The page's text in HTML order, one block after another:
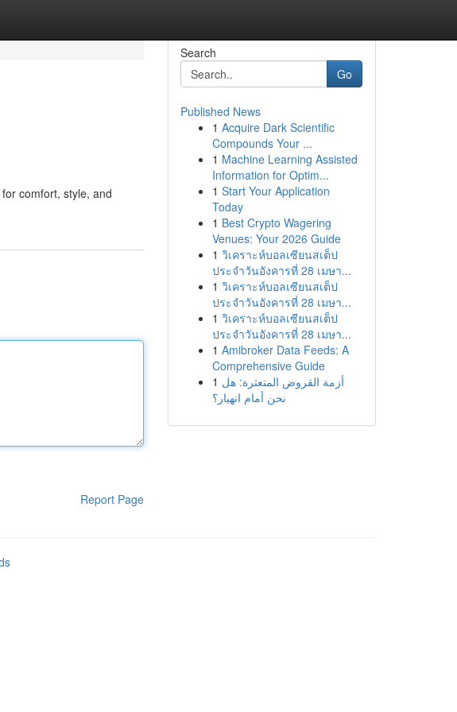
comfort, style, and
Report Page
Search
Go
Published News
1 Acquire Dark Scientific
Compounds Your ...
1 Machine Learning Assisted
Information for Optim...
1 Start Your Application
Today
1 Best Crypto Wagering
Venues: Your 2026 Guide
1 วิเคราะห์บอลเซียนสเต็ป
ประจำวันอังคารที่ 28 เมษา...
1 วิเคราะห์บอลเซียนสเต็ป
ประจำวันอังคารที่ 28 เมษา...
1 วิเคราะห์บอลเซียนสเต็ป
ประจำวันอังคารที่ 28 เมษา...
1 Amibroker Data Feeds: A
Comprehensive Guide
1 أزمة القروض المتعثرة: هل
نحن أمام انهيار؟